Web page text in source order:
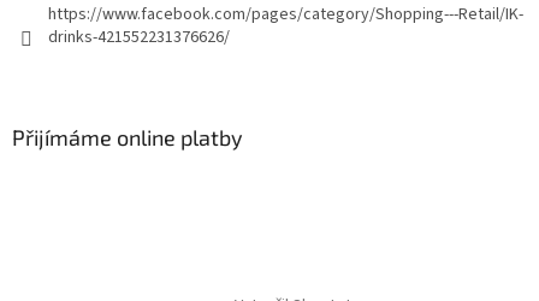
https://www.facebook.com/pages/category/Shopping---Retail/IK-
drinks-421552231376626/
Přijímáme online platby